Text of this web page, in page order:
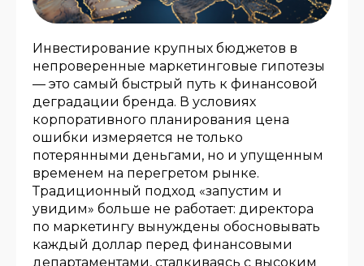
Инвестирование крупных бюджетов в
непроверенные маркетинговые гипотезы
— это самый быстрый путь к финансовой
деградации бренда. В условиях
корпоративного планирования цена
ошибки измеряется не только
потерянными деньгами, но и упущенным
временем на перегретом рынке.
Традиционный подход «запустим и
увидим» больше не работает: директора
по маркетингу вынуждены обосновывать
каждый доллар перед финансовыми
департаментами, сталкиваясь с высоким